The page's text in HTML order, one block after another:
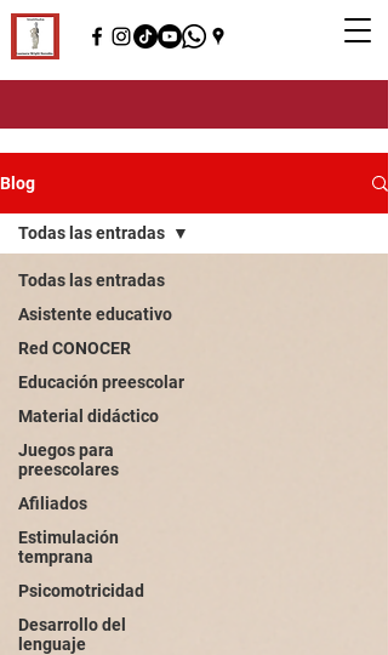
Blog
Todas las entradas
Asistente educativo
Red CONOCER
Educación preescolar
Material didáctico
Juegos para
preescolares
Afiliados
Estimulación
temprana
Psicomotricidad
Desarrollo del
lenguaje
Todas las entradas